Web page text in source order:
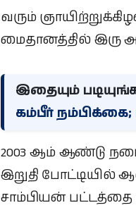
வரும்
மைதானத்தில் இரு
இதையும்
கம்பீர்
2003 ஆம் ஆண்டு
இறுதி போட்டியில்
சாம்பியன் பட்டத்தை